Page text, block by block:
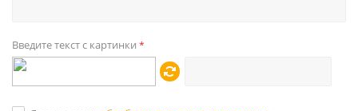
Введите текст с картинки *